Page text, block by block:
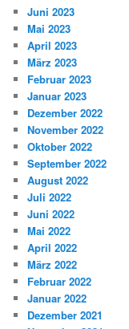
Juni 2023
Mai 2023
April 2023
März 2023
Februar 2023
Januar 2023
Dezember 2022
November 2022
Oktober 2022
September 2022
August 2022
Juli 2022
Juni 2022
Mai 2022
April 2022
März 2022
Februar 2022
Januar 2022
Dezember 2021